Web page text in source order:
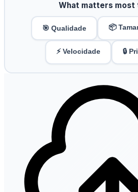
What matters most
🎯 Qualidade 📦
⚡ Velocidade 🔒